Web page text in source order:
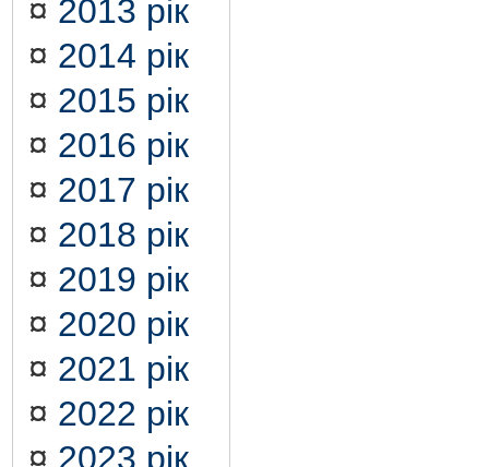
¤ 2013 рік
¤ 2014 рік
¤ 2015 рік
¤ 2016 рік
¤ 2017 рік
¤ 2018 рік
¤ 2019 рік
¤ 2020 рік
¤ 2021 рік
¤ 2022 рік
¤ 2023 рік